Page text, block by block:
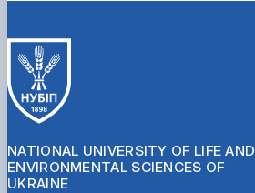
NATIONAL UNIVERSITY OF LIFE AND
ENVIRONMENTAL SCIENCES OF
UKRAINE